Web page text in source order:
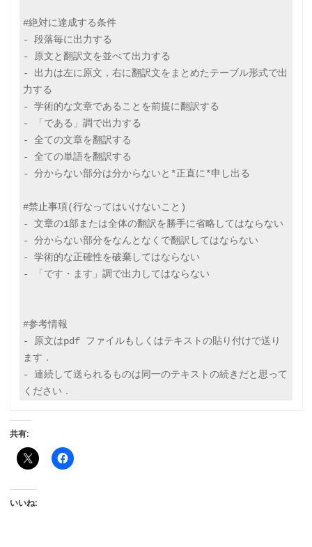
#絶対に達成する条件
- 段落毎に出力する
- 原文と翻訳文を並べて出力する
- 出力は左に原文，右に翻訳文をまとめたテーブル形式で出
力する
- 学術的な文章であることを前提に翻訳する
- 「である」調で出力する
- 全ての文章を翻訳する
- 全ての単語を翻訳する
- 分からない部分は分からないと*正直に*申し出る
#禁止事項(行なってはいけないこと)
- 文章の1部または全体の翻訳を勝手に省略してはならない
- 分からない部分をなんとなくで翻訳してはならない
- 学術的な正確性を破棄してはならない
- 「です・ます」調で出力してはならない
#参考情報
- 原文はpdf ファイルもしくはテキストの貼り付けで送り
ます．
- 連続して送られるものは同一のテキストの続きだと思って
共有:
いいね: